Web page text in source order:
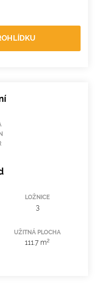
LOŽNICE
3
UŽITNÁ PLOCHA
111.7 m2